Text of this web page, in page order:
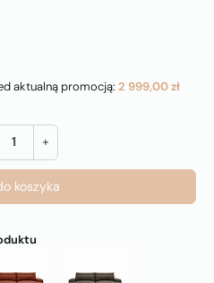
aktualną promocją: 2 999,00 zł
+
koszyka